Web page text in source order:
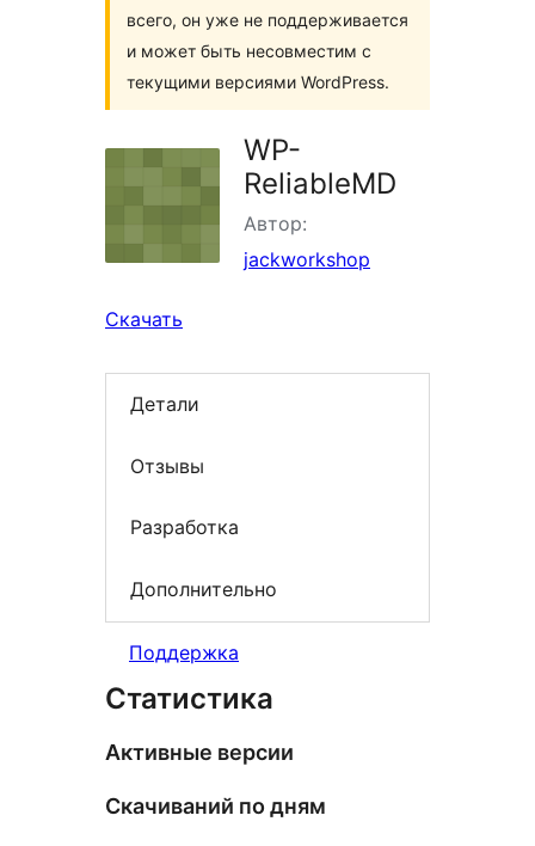
всего, он уже не поддерживается
и может быть несовместим с
текущими версиями WordPress.
WP-
ReliableMD
Автор:
jackworkshop
Скачать
Детали
Отзывы
Разработка
Дополнительно
Поддержка
Статистика
Активные версии
Скачиваний по дням